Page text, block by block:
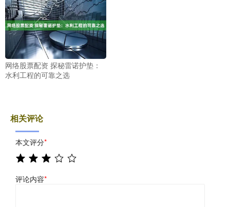
网络股票配资 探秘雷诺护垫：
水利工程的可靠之选
相关评论
本文评分*
评论内容*